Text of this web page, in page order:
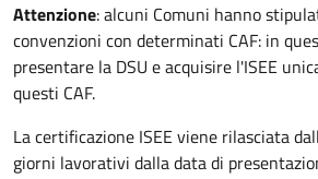
Attenzione: alcuni Comuni hanno
convenzioni con determinati CAF: in
presentare la DSU e acquisire l'ISEE
questi CAF.
La certificazione ISEE viene rilasciata
giorni lavorativi dalla data di